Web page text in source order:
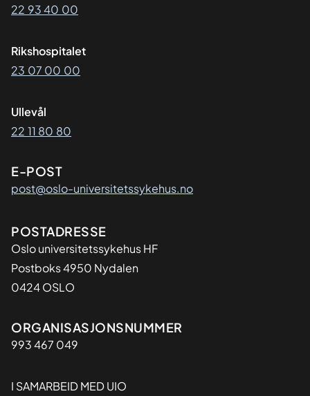
22 93 40 00
Rikshospitalet
23 07 00 00
Ullevål
22 11 80 80
E-POST
post@oslo-universitetssykehus.no
Adresse
POSTADRESSE
Oslo universitetssykehus HF
Postboks 4950 Nydalen
0424 OSLO
Organisasjon
ORGANISASJONSNUMMER
993 467 049
I SAMARBEID MED UIO